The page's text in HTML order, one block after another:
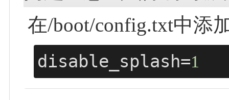
在/boot/config.txt中添
disable_splash=1